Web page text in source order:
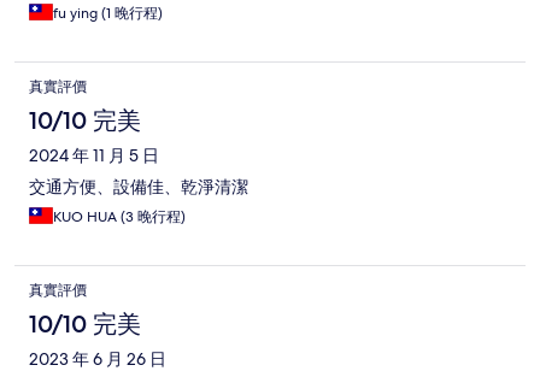
fu ying (1 晚行程)
真實評價
10/10 完美
2024 年 11 月 5 日
交通方便、設備佳、乾淨清潔
KUO HUA (3 晚行程)
真實評價
10/10 完美
2023 年 6 月 26 日